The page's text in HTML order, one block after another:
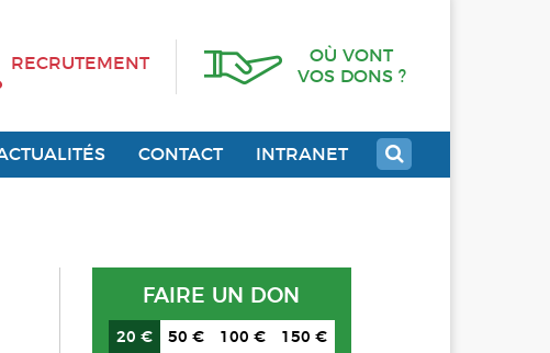
RECRUTEMENT
OÙ VONT
VOS DONS ?
CONTACT INTRANET
FAIRE UN DON
20 € 50 € 100 € 150 €